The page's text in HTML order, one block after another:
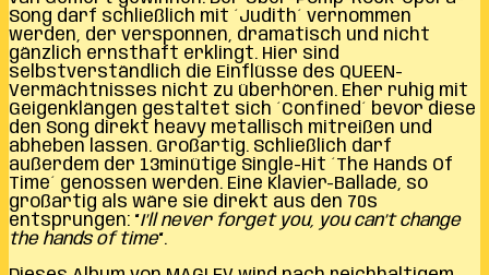
Song darf schließlich mit ´Judith´ vernommen
werden, der versponnen, dramatisch und nicht
gänzlich ernsthaft erklingt. Hier sind
selbstverständlich die Einflüsse des QUEEN-
Vermächtnisses nicht zu überhören. Eher ruhig mit
Geigenklängen gestaltet sich ´Confined´ bevor diese
den Song direkt heavy metallisch mitreißen und
abheben lassen. Großartig. Schließlich darf
außerdem der 13minütige Single-Hit ´The Hands Of
Time´ genossen werden. Eine Klavier-Ballade, so
großartig als wäre sie direkt aus den 70s
entsprungen: “I’ll never forget you, you can’t change
the hands of time“.